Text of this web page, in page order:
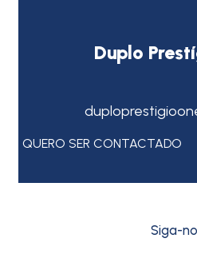
Duplo
QUERO SER CONTACTADO
Siga-